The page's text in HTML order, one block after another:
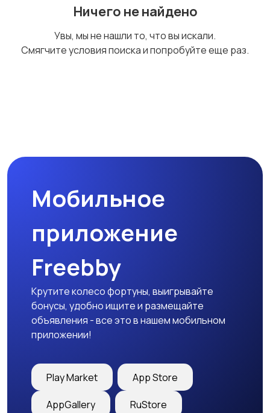
Ничего не найдено
Увы, мы не нашли то, что вы искали.
Смягчите условия поиска и попробуйте еще раз.
Мобильное
приложение
Freebby
Крутите колесо фортуны, выигрывайте
бонусы, удобно ищите и размещайте
объявления - все это в нашем мобильном
приложении!
Play Market App Store
AppGallery RuStore